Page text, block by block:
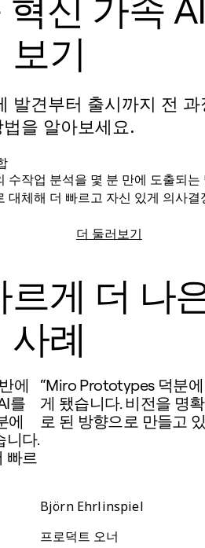
보기
견부터 출시까지 전
을 알아보세요.
수작업 분석을 몇 분 만에 도출되는
대체해 더 빠르고 자신 있게 의사결
더 둘러보기
연구 종합
게 더 나
사례
에
를
에
니다.
빠르
“Miro Prototypes 덕분
게 됐습니다. 비전을 명
로 된 방향으로 만들고
Björn Ehrlinspiel
프로덕트 오너